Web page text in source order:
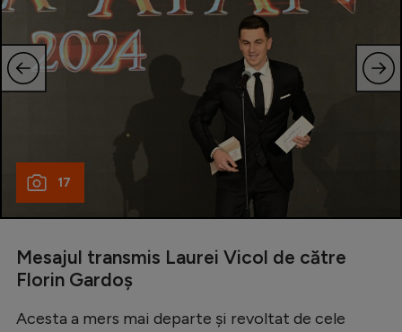
17
Mesajul transmis Laurei Vicol de către
Florin Gardoș
Acesta a mers mai departe și revoltat de cele